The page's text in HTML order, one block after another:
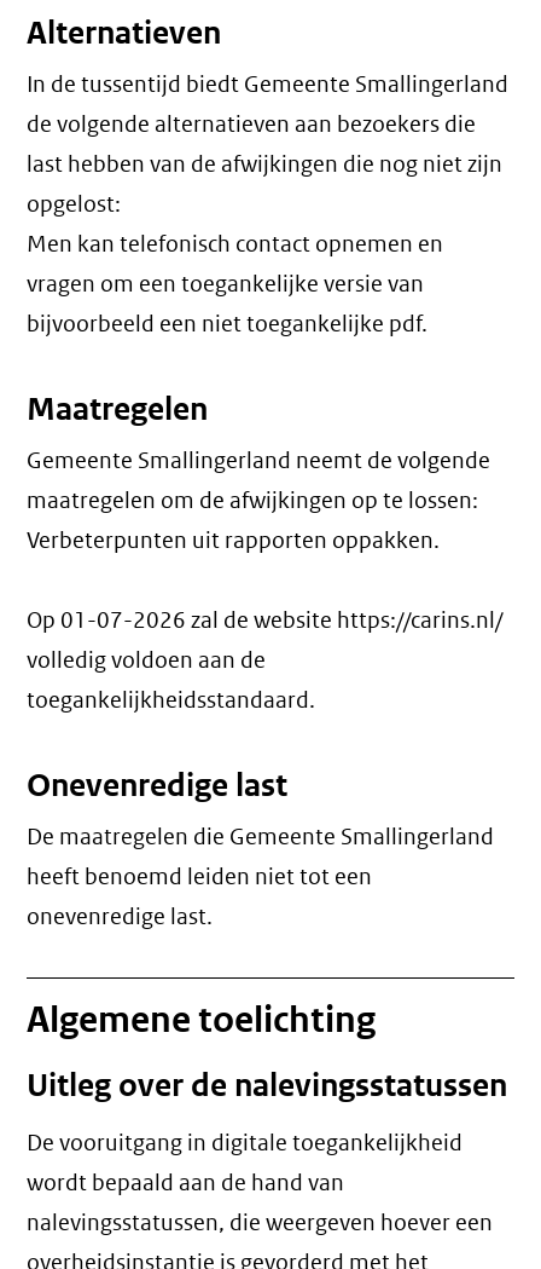
Alternatieven
In de tussentijd biedt Gemeente Smallingerland
de volgende alternatieven aan bezoekers die
last hebben van de afwijkingen die nog niet zijn
opgelost:
Men kan telefonisch contact opnemen en
vragen om een toegankelijke versie van
bijvoorbeeld een niet toegankelijke pdf.
Maatregelen
Gemeente Smallingerland neemt de volgende
maatregelen om de afwijkingen op te lossen:
Verbeterpunten uit rapporten oppakken.
Op 01-07-2026 zal de website https://carins.nl/
volledig voldoen aan de
toegankelijkheidsstandaard.
Onevenredige last
De maatregelen die Gemeente Smallingerland
heeft benoemd leiden niet tot een
onevenredige last.
Algemene toelichting
Uitleg over de nalevingsstatussen
De vooruitgang in digitale toegankelijkheid
wordt bepaald aan de hand van
nalevingsstatussen, die weergeven hoever een
overheidsinstantie is gevorderd met het